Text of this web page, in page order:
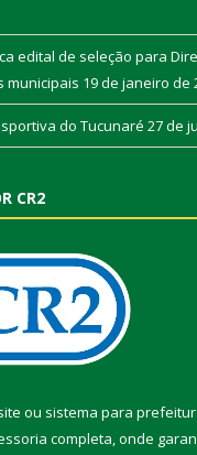
edital de seleção para
municipais 19 de janeiro de
do Tucunaré 27 de
CR2
ou sistema para
completa, onde